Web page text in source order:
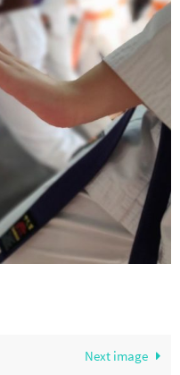
Next image